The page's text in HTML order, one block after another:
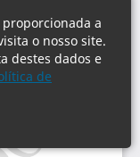
a
o nosso site.
destes dados e
de